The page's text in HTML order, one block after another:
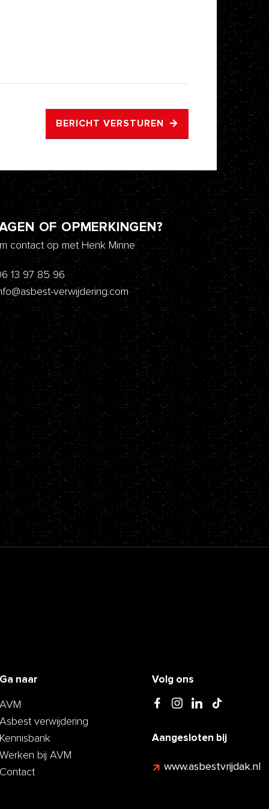
BERICHT VERSTUREN
OF OPMERKINGEN?
contact op met Henk Minne
13 97 85 96
verwijdering.com
Ga naar
AVM
Asbest verwijdering
Kennisbank
Werken bij AVM
Contact
Volg ons
Aangesloten bij
www.asbestvrijdak.nl